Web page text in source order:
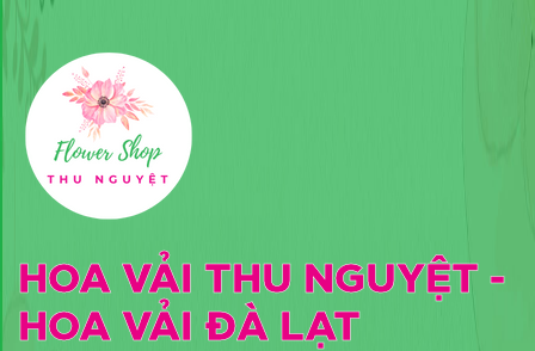
HOA VẢI THU NGUYỆT -
HOA VẢI ĐÀ LẠT